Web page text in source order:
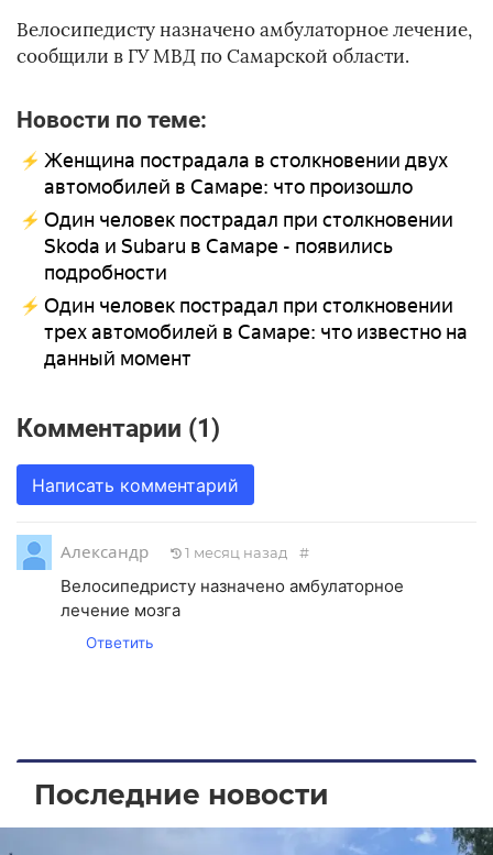
Велосипедисту назначено амбулаторное лечение,
сообщили в ГУ МВД по Самарской области.
Новости по теме:
Женщина пострадала в столкновении двух
автомобилей в Самаре: что произошло
Один человек пострадал при столкновении
Skoda и Subaru в Самаре - появились
подробности
Один человек пострадал при столкновении
трех автомобилей в Самаре: что известно на
данный момент
Комментарии (1)
Написать комментарий
Александр 1 месяц назад #
Велосипедристу назначено амбулаторное
лечение мозга
Ответить
Последние новости